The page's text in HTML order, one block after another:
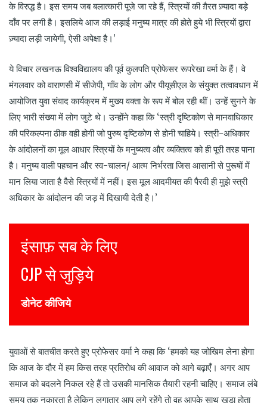
के विरुद्ध है। इस समय जब बलात्कारी पूजे जा रहे हैं, स्त्रियों की ग़ैरत ज़्यादा बड़े
दाँव पर लगी है। इसलिये आज की लड़ाई मनुष्य मात्र की होते हुये भी स्त्रियों द्वारा
ज़्यादा लड़ी जायेगी, ऐसी अपेक्षा है।’
ये विचार लखनऊ विश्वविद्यालय की पूर्व कुलपति प्रोफेसर रूपरेखा वर्मा के हैं। वे
मंगलवार को वाराणसी में सीजेपी, गाँव के लोग और पीयूसीएल के संयुक्त तत्वावधान में
आयोजित युवा संवाद कार्यक्रम में मुख्य वक्ता के रूप में बोल रही थीं। उन्हें सुनने के
लिए भारी संख्या में लोग जुटे थे। उन्होंने कहा कि ‘स्त्री दृष्टिकोण से मानवाधिकार
की परिकल्पना ठीक वही होगी जो पुरुष दृष्टिकोण से होनी चाहिये। स्त्री-अधिकार
के आंदोलनों का मूल आधार स्त्रियों के मनुष्यत्व और व्यक्तित्व को ही पूरी तरह पाना
है। मनुष्य वाली पहचान और स्व-चालन/ आत्म निर्भरता जिस आसानी से पुरूषों में
मान लिया जाता है वैसे स्त्रियों में नहीं। इस मूल आदमीयत की पैरवी ही मुझे स्त्री
अधिकार के आंदोलन की जड़ में दिखायी देती है।’
इंसाफ़ सब के लिए
CJP से जुड़िये
डोनेट कीजिये
युवाओं से बातचीत करते हुए प्रोफेसर वर्मा ने कहा कि ‘हमको यह जोखिम लेना होगा
कि आज के दौर में हम किस तरह प्रतिरोध की आवाज को आगे बढ़ाएँ। अगर आप
समाज को बदलने निकल रहे हैं तो उसकी मानसिक तैयारी रहनी चाहिए। समाज लंबे
समय तक नकारता है लेकिन लगातार आप लगे रहेंगे तो वह आपके साथ खड़ा होता